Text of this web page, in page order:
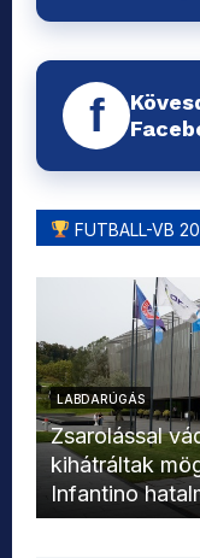
f
FUTBALL-VB
LABDARÚGÁS
Zsarolással
kihátráltak
Infantino